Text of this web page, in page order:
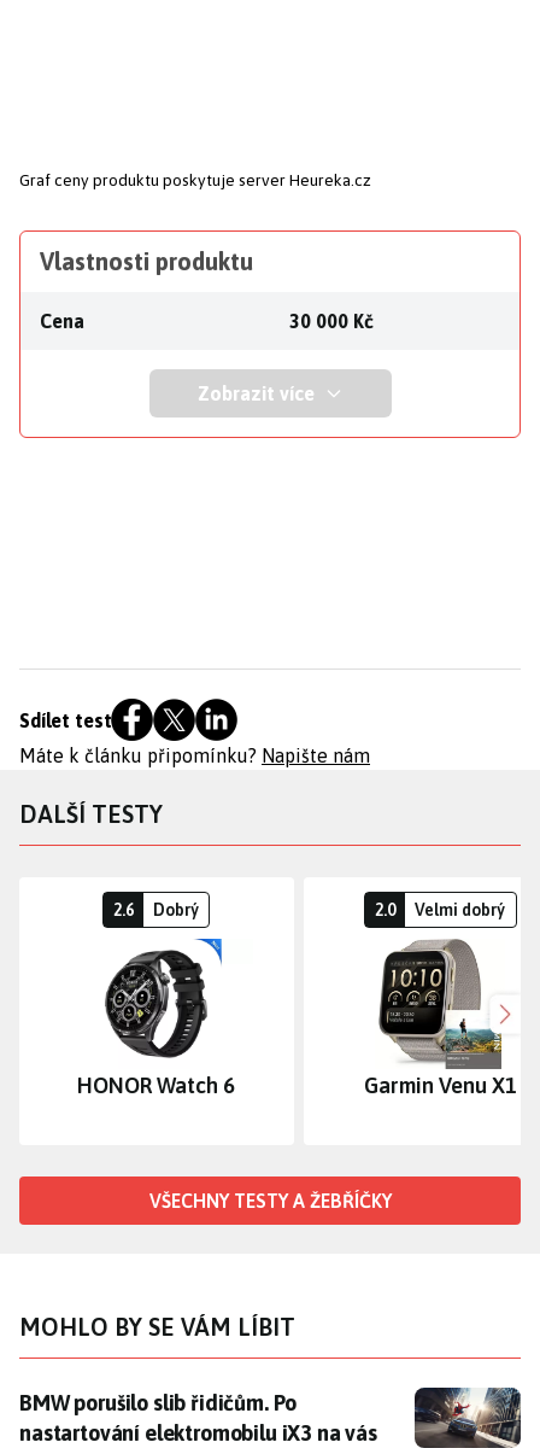
Graf ceny produktu poskytuje server Heureka.cz
Vlastnosti produktu
Cena 30 000 Kč
Zobrazit více
Sdílet test
Máte k článku připomínku? Napište nám
DALŠÍ TESTY
2.6 Dobrý
HONOR Watch 6
2.0 Velmi dobrý
Garmin Venu X1
VŠECHNY TESTY A ŽEBŘÍČKY
MOHLO BY SE VÁM LÍBIT
BMW porušilo slib řidičům. Po nastartování
BMW porušilo slib řidičům. Po
nastartování elektromobilu iX3 na vás